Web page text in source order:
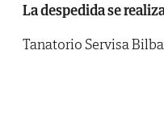
La despedida se
Tanatorio Servisa